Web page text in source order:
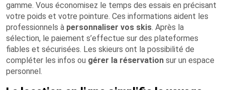
gamme. Vous économisez le temps des essais en précisant
votre poids et votre pointure. Ces informations aident les
professionnels à personnaliser vos skis. Après la
sélection, le paiement s’effectue sur des plateformes
fiables et sécurisées. Les skieurs ont la possibilité de
compléter les infos ou gérer la réservation sur un espace
personnel.